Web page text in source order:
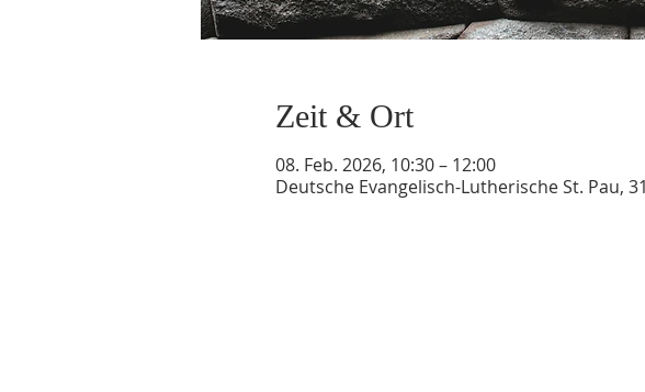
Zeit & Ort
08. Feb. 2026, 10:30 – 12:00
Deutsche Evangelisch-Lutherische St. Pau,